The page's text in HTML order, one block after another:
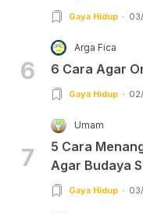
Gaya Hidup
6
Arga Fica
6 Cara Agar
Gaya Hidup
7
Umam
5 Cara
Agar Budaya
Gaya Hidup